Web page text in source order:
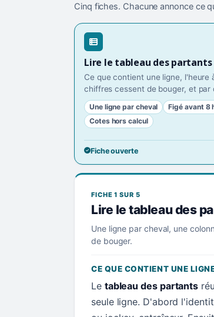
Cinq fiches. Chacune annonce ce
Lire le tableau des partants
Ce que contient une ligne, l'heure
chiffres cessent de bouger, et par
Une ligne par cheval
Figé avant 8
Cotes hors calcul
Fiche ouverte
FICHE 1 SUR 5
Lire le tableau des
Une ligne par cheval, une
de bouger.
CE QUE CONTIENT UNE
Le tableau des partants
seule ligne. D'abord